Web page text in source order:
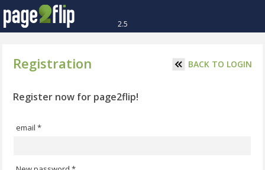
2.5
Registration BACK TO LOGIN
Register now for page2flip!
email *